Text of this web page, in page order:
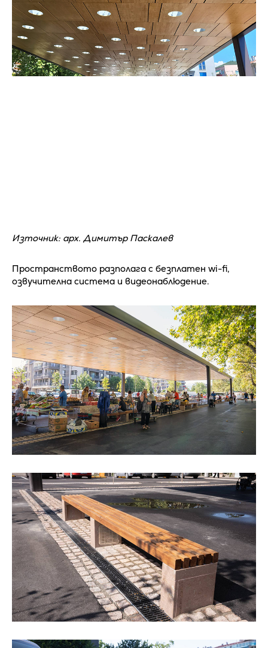
Източник: арх. Димитър Паскалев
Пространството разполага с безплатен wi-fi,
озвучителна система и видеонаблюдение.